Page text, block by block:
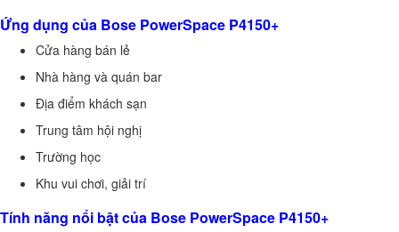
Ứng dụng của Bose PowerSpace P4150+
Cửa hàng bán lẻ
Nhà hàng và quán bar
Địa điểm khách sạn
Trung tâm hội nghị
Trường học
Khu vui chơi, giải trí
Tính năng nổi bật của Bose PowerSpace P4150+